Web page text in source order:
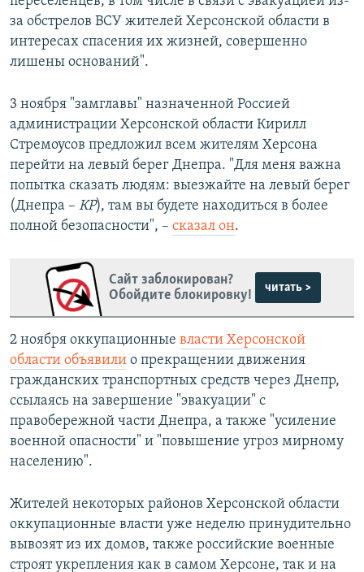
за обстрелов ВСУ жителей Херсонской области в
интересах спасения их жизней, совершенно
лишены оснований".
3 ноября "замглавы" назначенной Россией
администрации Херсонской области Кирилл
Стремоусов предложил всем жителям Херсона
перейти на левый берег Днепра. "Для меня важна
попытка сказать людям: выезжайте на левый берег
(Днепра – КР), там вы будете находиться в более
полной безопасности", – сказал он.
Сайт заблокирован?
Обойдите блокировку!
читать >
2 ноября оккупационные власти Херсонской
области объявили о прекращении движения
гражданских транспортных средств через Днепр,
ссылаясь на завершение "эвакуации" с
правобережной части Днепра, а также "усиление
военной опасности" и "повышение угроз мирному
населению".
Жителей некоторых районов Херсонской области
оккупационные власти уже неделю принудительно
вывозят из их домов, также российские военные
строят укрепления как в самом Херсоне, так и на